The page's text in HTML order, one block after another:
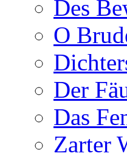
Des
O
Der
Das
Zarter